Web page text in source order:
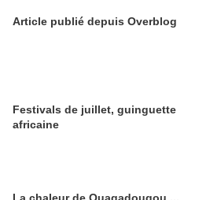
Article publié depuis Overblog
Festivals de juillet, guinguette
africaine